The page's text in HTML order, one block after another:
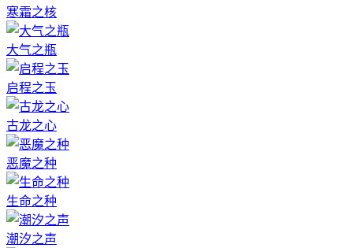
寒霜之核
大气之瓶
启程之玉
古龙之心
恶魔之种
生命之种
潮汐之声